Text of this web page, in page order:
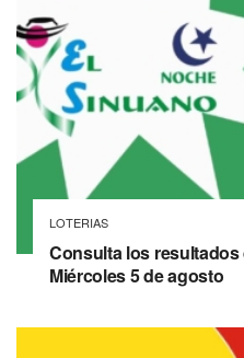
LOTERIAS
Consulta los
Miércoles 5 de agosto